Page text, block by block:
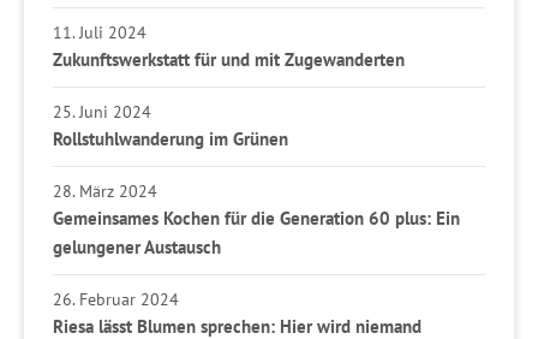
11. Juli 2024
Zukunftswerkstatt für und mit Zugewanderten
25. Juni 2024
Rollstuhlwanderung im Grünen
28. März 2024
Gemeinsames Kochen für die Generation 60 plus: Ein
gelungener Austausch
26. Februar 2024
Riesa lässt Blumen sprechen: Hier wird niemand